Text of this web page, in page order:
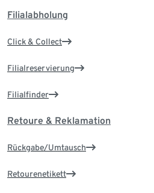
Filialabholung
Click & Collect
Filialreservierung
Filialfinder
Retoure & Reklamation
Rückgabe/Umtausch
Retourenetikett